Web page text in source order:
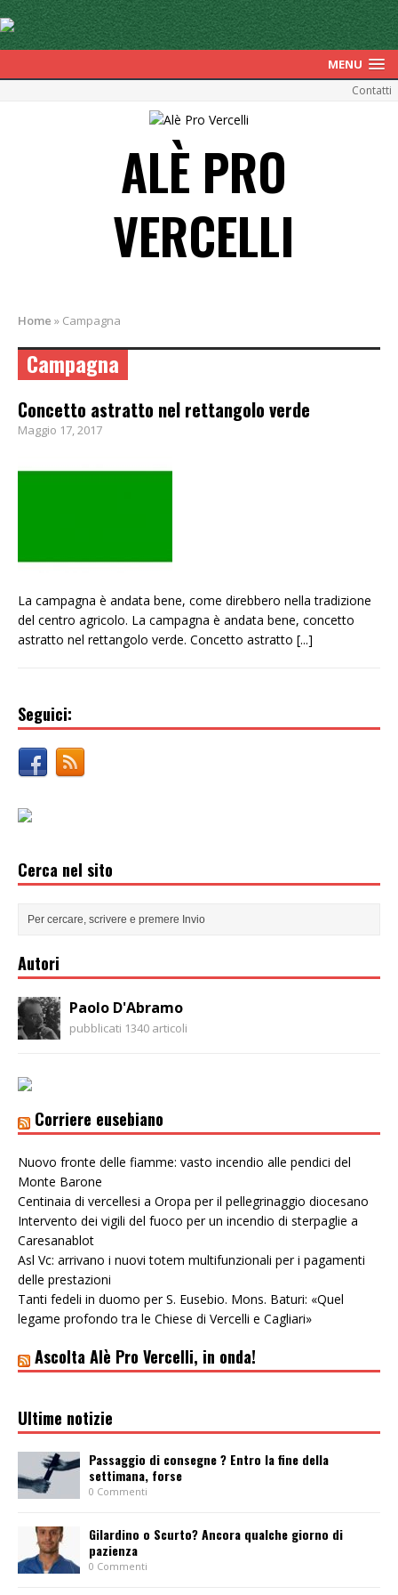
MENU
Contatti
ALÈ PRO
VERCELLI
Home » Campagna
Campagna
Concetto astratto nel rettangolo verde
Maggio 17, 2017
La campagna è andata bene, come direbbero nella tradizione
del centro agricolo. La campagna è andata bene, concetto
astratto nel rettangolo verde. Concetto astratto [...]
Seguici:
Cerca nel sito
Autori
Paolo D'Abramo
pubblicati 1340 articoli
Corriere eusebiano
Nuovo fronte delle fiamme: vasto incendio alle pendici del
Monte Barone
Centinaia di vercellesi a Oropa per il pellegrinaggio diocesano
Intervento dei vigili del fuoco per un incendio di sterpaglie a
Caresanablot
Asl Vc: arrivano i nuovi totem multifunzionali per i pagamenti
delle prestazioni
Tanti fedeli in duomo per S. Eusebio. Mons. Baturi: «Quel
legame profondo tra le Chiese di Vercelli e Cagliari»
Ascolta Alè Pro Vercelli, in onda!
Ultime notizie
Passaggio di consegne ? Entro la fine della
settimana, forse
0 Commenti
Gilardino o Scurto? Ancora qualche giorno di
pazienza
0 Commenti